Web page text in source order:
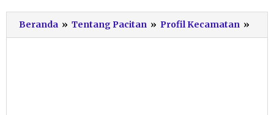
Beranda » Tentang Pacitan » Profil Kecamatan »